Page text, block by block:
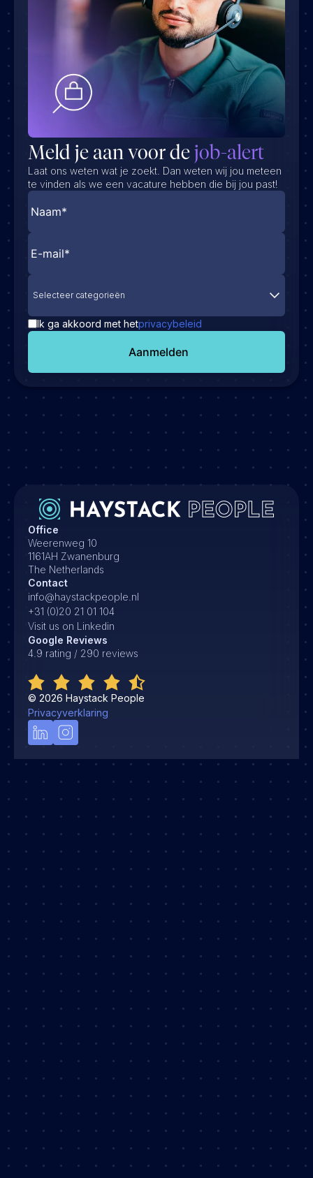
Meld je aan voor dejob-alert
Laat ons weten wat je zoekt. Dan weten wij jou meteen
te vinden als we een vacature hebben die bij jou past!
Selecteer categorieën
Ik ga akkoord met hetprivacybeleid
Aanmelden
Office
Weerenweg 10
1161AH Zwanenburg
The Netherlands
Contact
info@haystackpeople.nl
+31 (0)20 21 01 104
Visit us on Linkedin
Google Reviews
4.9 rating / 290 reviews
© 2026 Haystack People
Privacyverklaring